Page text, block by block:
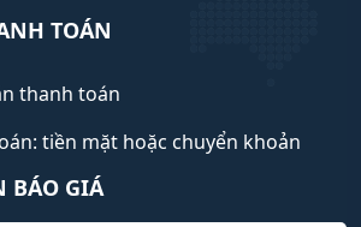
TOÁN
thanh toán
tiền mặt hoặc chuyển khoản
BÁO GIÁ